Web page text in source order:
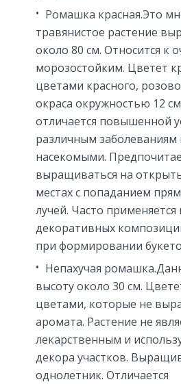
Ромашка красная.Это
травянистое растение
около 80 см. Относится к
морозостойким. Цветет
цветами красного,
окраса окружностью 12
отличается повышенной
различным
насекомыми.
выращиваться на
местах с попаданием
лучей. Часто применяется
декоративных
при формировании
Непахучая
высоту около 30 см.
цветами, которые не
аромата. Растение не
лекарственным и
декора участков.
однолетник. Отличается